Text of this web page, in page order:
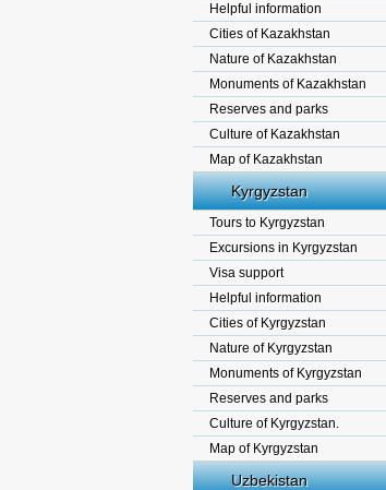
Helpful information
Cities of Kazakhstan
Nature of Kazakhstan
Monuments of Kazakhstan
Reserves and parks
Culture of Kazakhstan
Map of Kazakhstan
Kyrgyzstan
Tours to Kyrgyzstan
Excursions in Kyrgyzstan
Visa support
Helpful information
Cities of Kyrgyzstan
Nature of Kyrgyzstan
Monuments of Kyrgyzstan
Reserves and parks
Culture of Kyrgyzstan.
Map of Kyrgyzstan
Uzbekistan